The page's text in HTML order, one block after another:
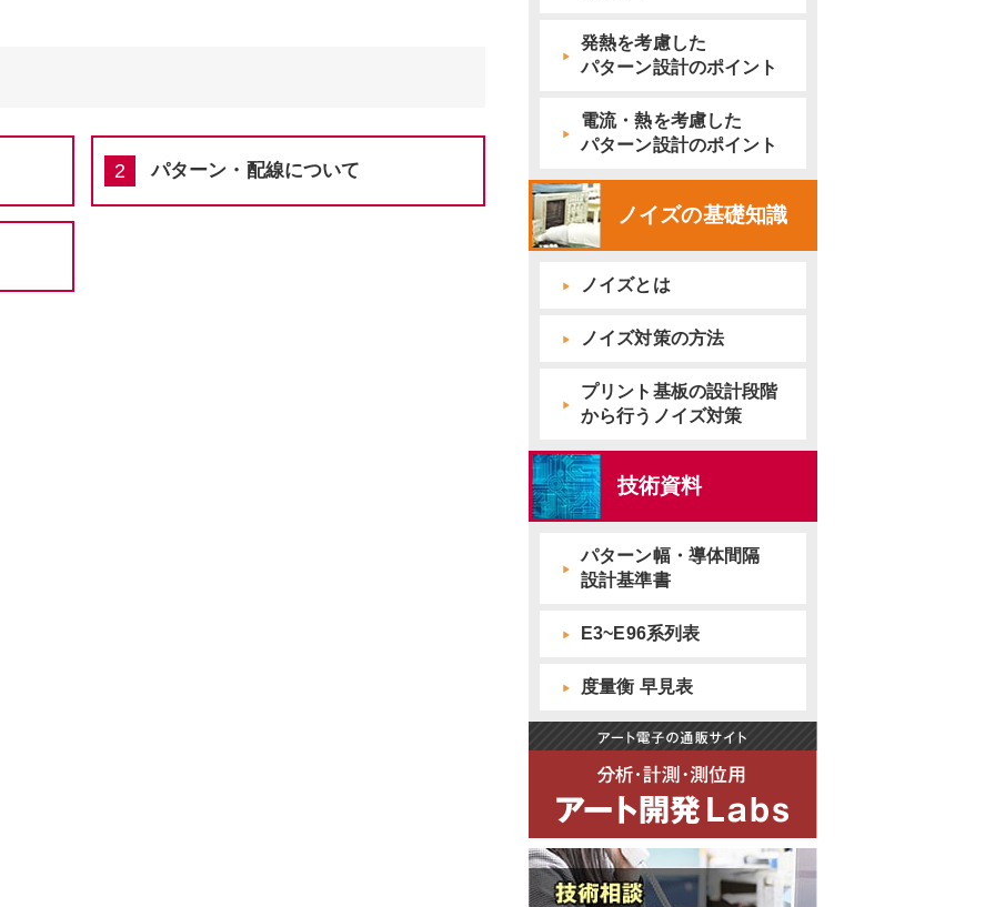
パターン・配線について
発熱を考慮した
パターン設計のポイント
電流・熱を考慮した
パターン設計のポイント
ノイズの基礎知識
ノイズとは
ノイズ対策の方法
プリント基板の設計段階
から行うノイズ対策
技術資料
パターン幅・導体間隔
設計基準書
E3~E96系列表
度量衡 早見表